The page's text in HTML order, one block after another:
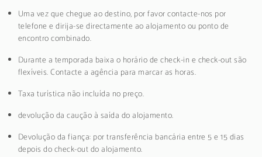
Uma vez que chegue ao destino, por favor contacte-nos por
telefone e dirija-se directamente ao alojamento ou ponto de
encontro combinado.
Durante a temporada baixa o horário de check-in e check-out são
flexíveis. Contacte a agência para marcar as horas.
Taxa turística não incluída no preço.
devolução da caução à saída do alojamento.
Devolução da fiança: por transferência bancária entre 5 e 15 dias
depois do check-out do alojamento.